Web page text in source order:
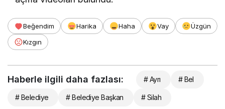
Beğendim Harika Haha Vay
Üzgün
Kızgın
Haberle ilgili daha fazlası: # Ayrı # Bel
# Belediye # Belediye Başkan # Silah